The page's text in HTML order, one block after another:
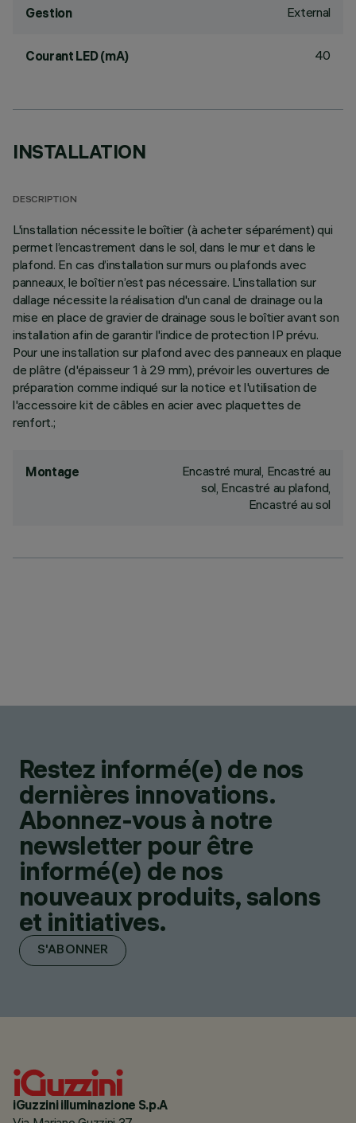
Gestion External
Courant LED (mA) 40
INSTALLATION
DESCRIPTION
L'installation nécessite le boîtier (à acheter séparément) qui
permet l’encastrement dans le sol, dans le mur et dans le
plafond. En cas d’installation sur murs ou plafonds avec
panneaux, le boîtier n’est pas nécessaire. L'installation sur
dallage nécessite la réalisation d'un canal de drainage ou la
mise en place de gravier de drainage sous le boîtier avant son
installation afin de garantir l'indice de protection IP prévu.
Pour une installation sur plafond avec des panneaux en plaque
de plâtre (d'épaisseur 1 à 29 mm), prévoir les ouvertures de
préparation comme indiqué sur la notice et l'utilisation de
l'accessoire kit de câbles en acier avec plaquettes de
renfort.;
Montage
Encastré mural, Encastré au
sol, Encastré au plafond,
Encastré au sol
Restez informé(e) de nos
dernières innovations.
Abonnez-vous à notre
newsletter pour être
informé(e) de nos
nouveaux produits, salons
et initiatives.
S'ABONNER
iGuzzini illuminazione S.p.A